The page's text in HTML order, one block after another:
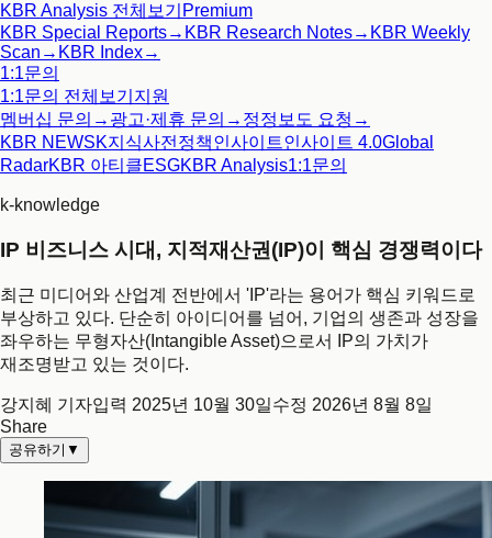
KBR Analysis 전체보기 Premium
KBR Special Reports→ KBR Research Notes→ KBR Weekly
Scan → KBR Index→
1:1문의
1:1문의 전체보기 지원
멤버십 문의 → 광고·제휴 문의 → 정정보도 요청 →
KBR NEWSK지식사전 정책인사이트인사이트 4.0Global
RadarKBR 아티클ESGKBR Analysis1:1문의
k-knowledge
IP 비즈니스 시대, 지적재산권(IP)이 핵심 경쟁력이다
최근 미디어와 산업계 전반에서 'IP'라는 용어가 핵심 키워드로
부상하고 있다. 단순히 아이디어를 넘어, 기업의 생존과 성장을
좌우하는 무형자산(Intangible Asset)으로서 IP의 가치가
재조명받고 있는 것이다.
강지혜 기자입력 2025년 10월 30일수정 2026년 8월 8일
Share
공유하기 ▼